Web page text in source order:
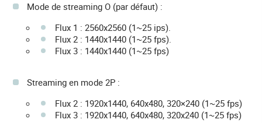
Mode de streaming O (par défaut) :
Flux 1 : 2560x2560 (1~25 ips).
Flux 2 : 1440x1440 (1~25 fps).
Flux 3 : 1440x1440 (1~25 fps)
Streaming en mode 2P :
Flux 2 : 1920x1440, 640x480, 320×240 (1~25 fps)
Flux 3 : 1920x1440, 640x480, 320x240 (1~25 fps)